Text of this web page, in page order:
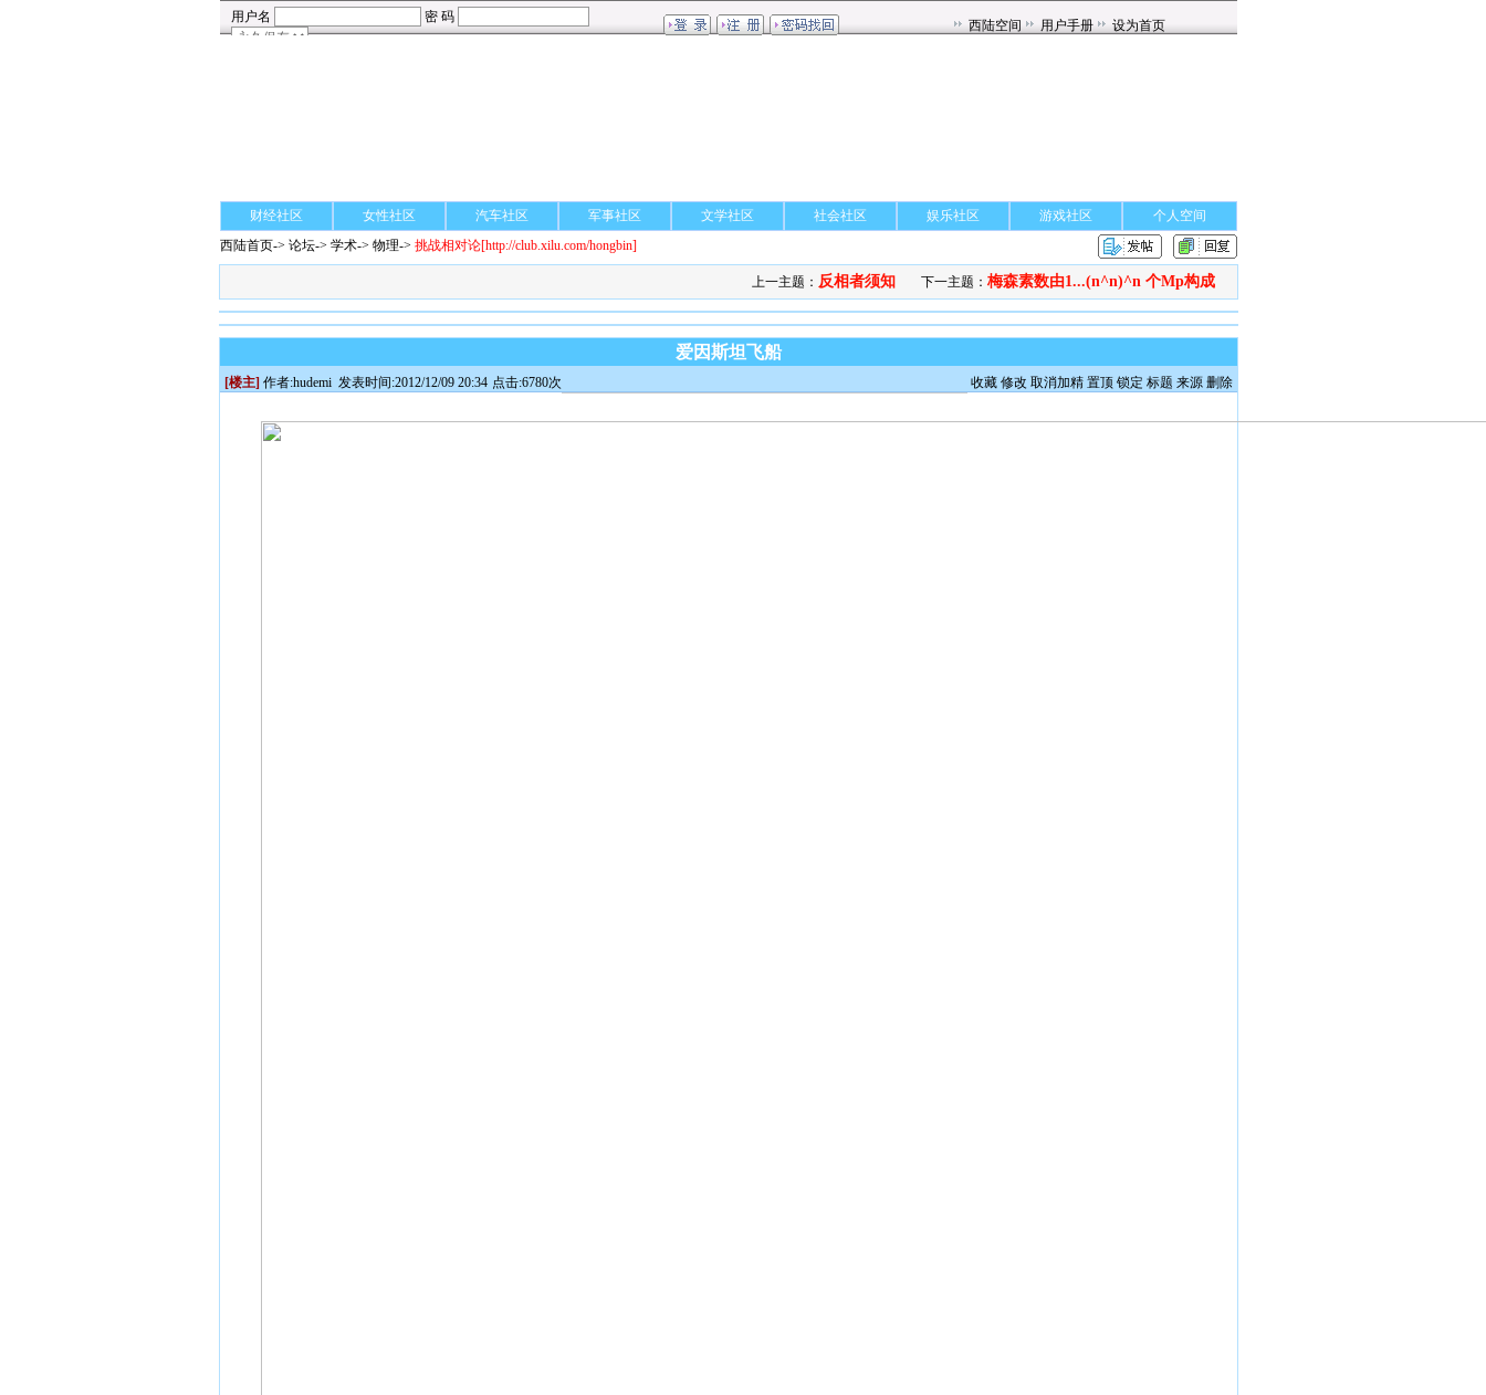
财经社区 女性社区 汽车社区 军事社区 文学社区 社会社区 娱乐社区 游戏社区
个人空间
西陆首页-> 论坛-> 学术-> 物理-> 挑战相对论[http://club.xilu.com/hongbin]
上一主题： 反相者须知 下一主题： 梅森素数由1...(n^n)^n 个Mp构成
爱因斯坦飞船
[楼主] 作者:hudemi 发表时间:2012/12/09 20:34 收藏 修改 取消加精 置顶 锁定 标题 来源 删除
点击:6780次